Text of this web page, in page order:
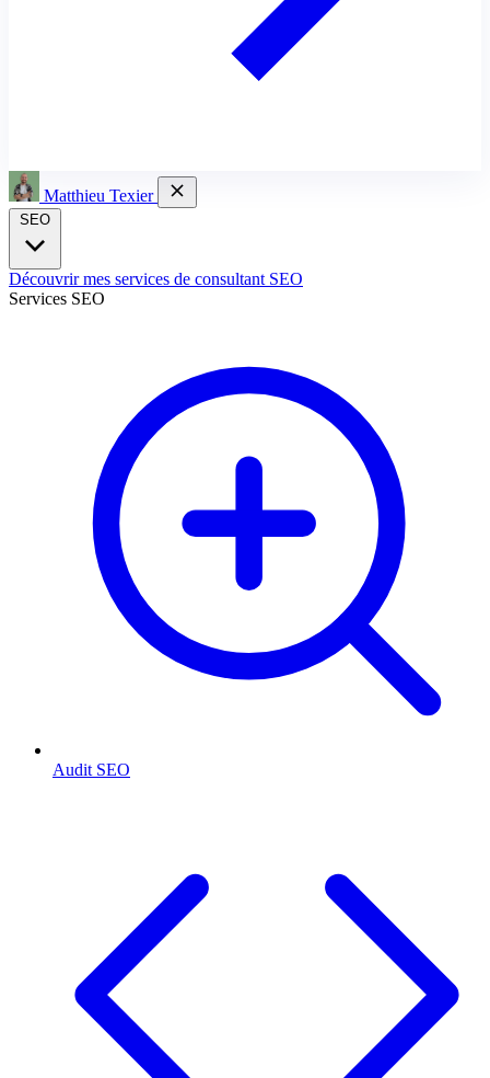
Matthieu Texier
Découvrir mes services de consultant SEO
Services SEO
Audit SEO